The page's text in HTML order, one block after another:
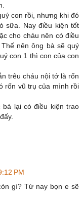
con rồi, nhưng khi đó
sữa. Nay điều kiện tốt
cho cháu nên có điều
nên ông bà sẽ quý
con 1 thì con của con
trêu cháu nội tớ là rốn
rốn vũ trụ của mình rồi
bà lại có điều kiện trao
PM
gì? Từ nay bọn e sẽ